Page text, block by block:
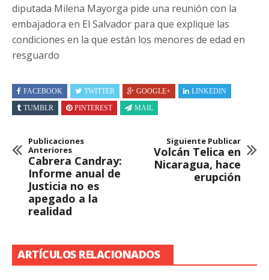
diputada Milena Mayorga pide una reunión con la
embajadora en El Salvador para que explique las
condiciones en la que están los menores de edad en
resguardo
FACEBOOK TWITTER GOOGLE+
LINKEDIN
TUMBLR
PINTEREST MAIL
Publicaciones
Anteriores
Cabrera Candray:
Informe anual de
Justicia no es
apegado a la
realidad
Siguiente Publicar
Volcán Telica en
Nicaragua, hace
erupción
ARTÍCULOS RELACIONADOS